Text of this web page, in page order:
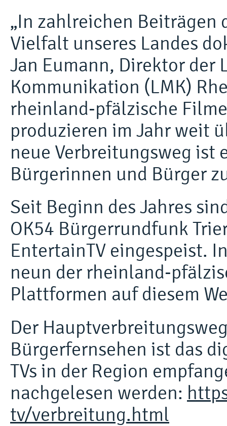
„In zahlreichen Beiträgen
Vielfalt unseres Landes
Jan Eumann, Direktor der
Kommunikation (LMK)
rheinland-pfälzische
produzieren im Jahr weit
neue Verbreitungsweg ist
Bürgerinnen und Bürger
Seit Beginn des Jahres
OK54 Bürgerrundfunk
EntertainTV eingespeist.
neun der rheinland-
Plattformen auf diesem
Der
Bürgerfernsehen ist das
TVs in der Region
nachgelesen werden:
tv/verbreitung.html